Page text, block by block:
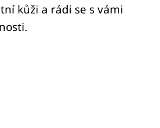
kůži a rádi se s vámi